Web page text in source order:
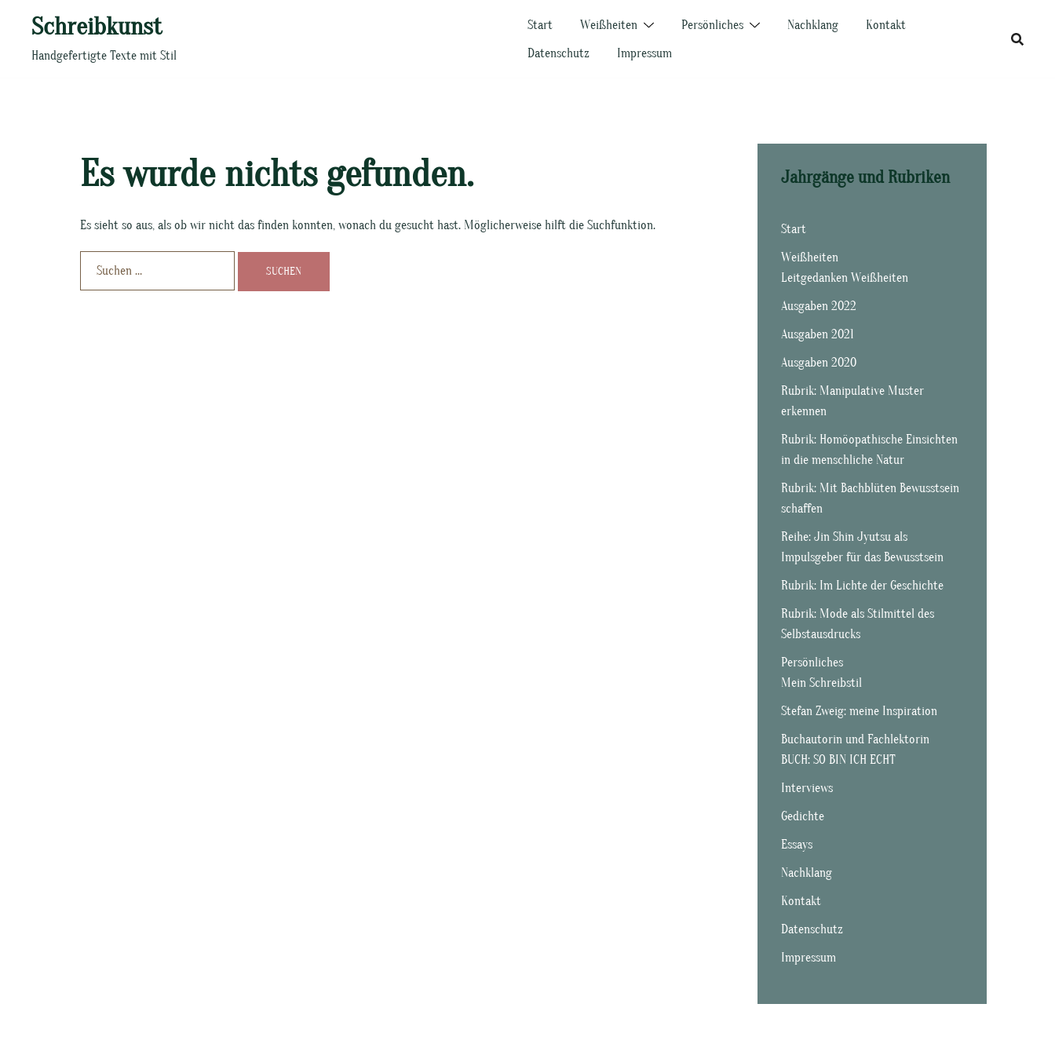
springen
Schreibkunst
Handgefertigte Texte mit Stil
Start Weißheiten Persönliches Nachklang
Kontakt
Datenschutz
Impressum
Es wurde nichts gefunden.
Es sieht so aus, als ob wir nicht das finden konnten, wonach du gesucht hast. Möglicherweise hilft die Suchfunktion.
Jahrgänge und Rubriken
Start
Weißheiten
Leitgedanken Weißheiten
Ausgaben 2022
Ausgaben 2021
Ausgaben 2020
Rubrik: Manipulative Muster
erkennen
Rubrik: Homöopathische Einsichten
in die menschliche Natur
Rubrik: Mit Bachblüten Bewusstsein
schaffen
Reihe: Jin Shin Jyutsu als
Impulsgeber für das Bewusstsein
Rubrik: Im Lichte der Geschichte
Rubrik: Mode als Stilmittel des
Selbstausdrucks
Persönliches
Mein Schreibstil
Stefan Zweig: meine Inspiration
Buchautorin und Fachlektorin
BUCH: SO BIN ICH ECHT
Interviews
Gedichte
Essays
Nachklang
Kontakt
Datenschutz
Impressum